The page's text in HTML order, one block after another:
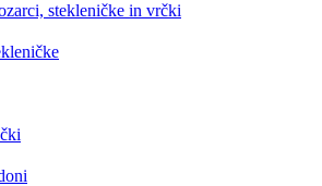
stekleničke in vrčki